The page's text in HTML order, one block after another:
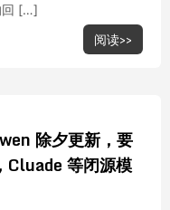
回 […]
阅读>>
除夕更新，要
等闭源模